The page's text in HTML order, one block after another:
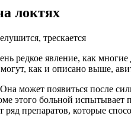
локтях
редкое явление, как
как и описано выше,
может появиться после
этого больной испытывает
ряд препаратов, которые